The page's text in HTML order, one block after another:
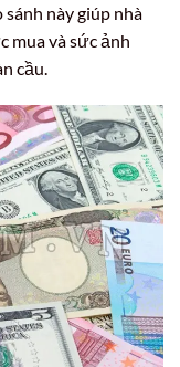
sánh này giúp nhà
mua và sức ảnh
cầu.